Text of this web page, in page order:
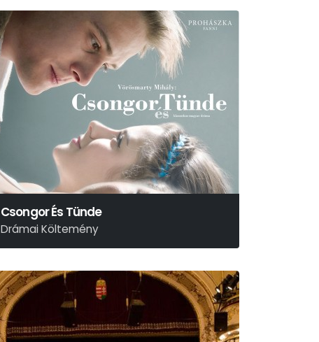
Csongor És Tünde
Drámai Költemény
Vörösmarty Mihály